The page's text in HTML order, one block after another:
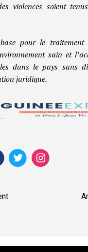
violences soient
pour le traitement
sain et
dans le pays sans
juridique.